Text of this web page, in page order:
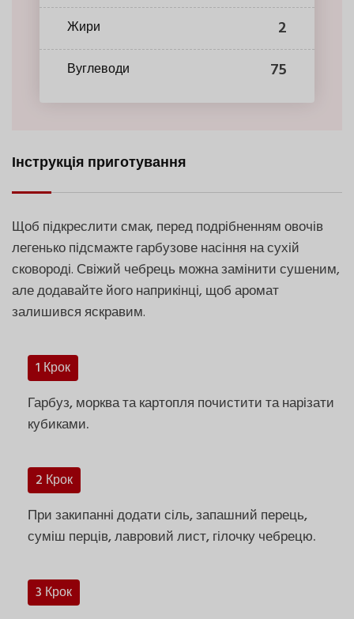
Жири 2
Вуглеводи 75
Інструкція приготування
Щоб підкреслити смак, перед подрібненням овочів
легенько підсмажте гарбузове насіння на сухій
сковороді. Свіжий чебрець можна замінити сушеним,
але додавайте його наприкінці, щоб аромат
залишився яскравим.
1 Крок
Гарбуз, морква та картопля почистити та нарізати
кубиками.
2 Крок
При закипанні додати сіль, запашний перець,
суміш перців, лавровий лист, гілочку чебрецю.
3 Крок